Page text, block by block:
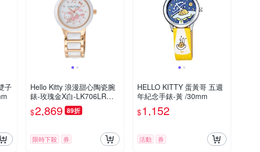
子
Hello Kitty 浪漫甜心陶瓷腕
錶-玫瑰金X白-LK706LRWW
-32mm
$2,869 89折
限時下殺 券
HELLO KITTY 蛋黃哥 五週
年紀念手錶-黃 /30mm
$1,152
活動 券